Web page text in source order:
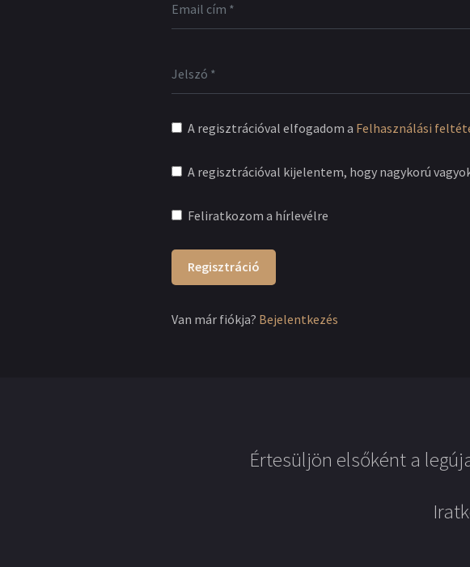
A regisztrációval elfogadom a Felhasználási
A regisztrációval kijelentem, hogy nagykorú
Feliratkozom a hírlevélre
Regisztráció
Van már fiókja? Bejelentkezés
Értesüljön elsőként a